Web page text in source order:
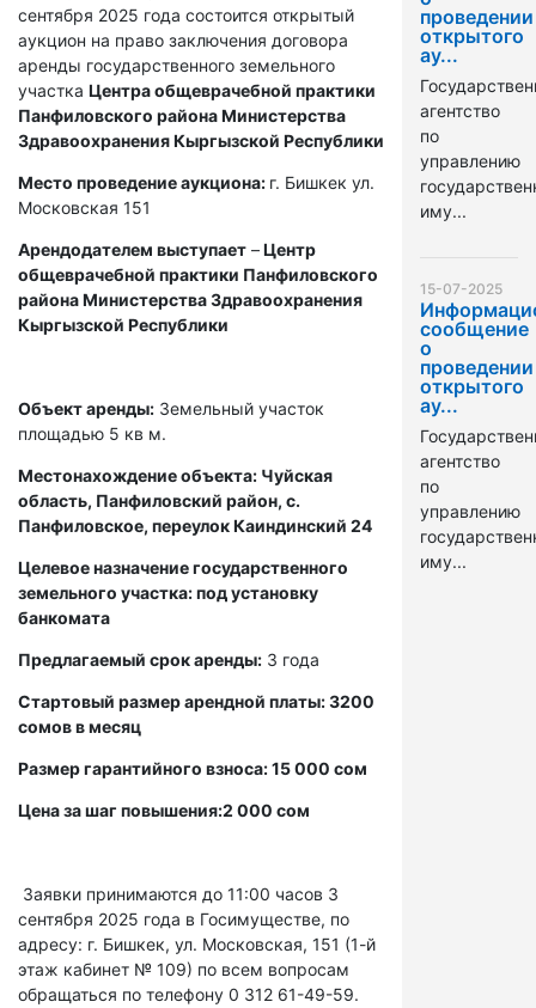
сентября 2025 года состоится открытый
аукцион на право заключения договора
аренды государственного земельного
участка Центра общеврачебной практики
Панфиловского района Министерства
Здравоохранения Кыргызской Республики
Место проведение аукциона: г. Бишкек ул.
Московская 151
Арендодателем выступает –Центр
общеврачебной практики Панфиловского
района Министерства Здравоохранения
Кыргызской Республики
Объект аренды: Земельный участок
площадью 5 кв м.
Местонахождение объекта: Чуйская
область, Панфиловский район, с.
Панфиловское, переулок Каиндинский 24
Целевое назначение государственного
земельного участка: под установку
банкомата
Предлагаемый срок аренды: 3 года
Стартовый размер арендной платы: 3200
сомов в месяц
Размер гарантийного взноса: 15 000 сом
Цена за шаг повышения:2 000 сом
Заявки принимаются до 11:00 часов 3
сентября 2025 года в Госимуществе, по
адресу: г. Бишкек, ул. Московская, 151 (1-й
этаж кабинет № 109) по всем вопросам
обращаться по телефону 0 312 61-49-59.
проведении
открытого
ау...
агентство
по
управлению
иму...
15-07-2025
сообщение
о
проведении
открытого
ау...
агентство
по
управлению
иму...